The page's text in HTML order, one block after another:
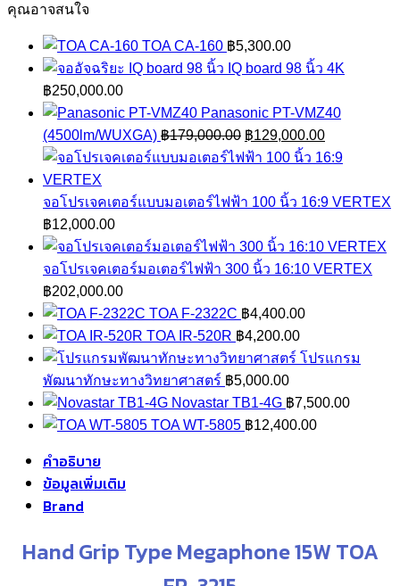
คุณอาจสนใจ
TOA CA-160 ฿5,300.00
IQ board 98 นิ้ว 4K
฿250,000.00
Panasonic PT-VMZ40
(4500lm/WUXGA) ฿179,000.00 Original
price
฿179,000.00.
฿129,000.00Current
price
฿
จอโปรเจคเตอร์แบบมอเตอร์ไฟฟ้า 100 นิ้ว 16:9 VERTEX
฿12,000.00
จอโปรเจคเตอร์มอเตอร์ไฟฟ้า 300 นิ้ว 16:10 VERTEX
฿202,000.00
TOA F-2322C ฿4,400.00
TOA IR-520R ฿4,200.00
โปรแกรม
พัฒนาทักษะทางวิทยาศาสตร์ ฿5,000.00
Novastar TB1-4G ฿7,500.00
TOA WT-5805 ฿12,400.00
คำอธิบาย
ข้อมูลเพิ่มเติม
Brand
Hand Grip Type Megaphone 15W TOA